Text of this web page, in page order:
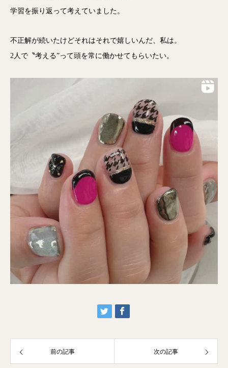
学習を振り返って考えていました。
不正解が続いたけどそれはそれで嬉しいんだ、私は。
2人で〝考える”って頭を常に働かせてもらいたい。
前の記事 次の記事